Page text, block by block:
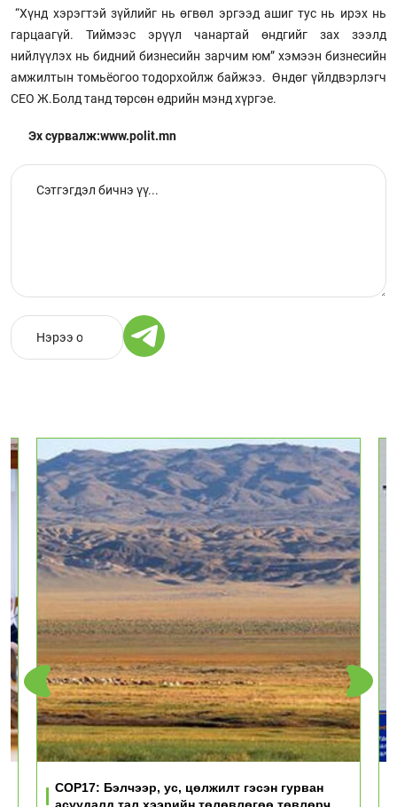
“Хүнд хэрэгтэй зүйлийг нь өгвөл эргээд ашиг тус нь ирэх нь
гарцаагүй. Тиймээс эрүүл чанартай өндгийг зах зээлд
нийлүүлэх нь бидний бизнесийн зарчим юм” хэмээн бизнесийн
амжилтын томьёогоо тодорхойлж байжээ. Өндөг үйлдвэрлэгч
CEO Ж.Болд танд төрсөн өдрийн мэнд хүргэе.
Эх сурвалж:www.polit.mn
COP17: Бэлчээр, ус, цөлжилт гэсэн гурван
асуудалд тал хээрийн төлөвлөгөө төвлөрч